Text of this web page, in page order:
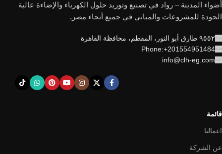
أضواء المدينة – رواد في تصنيع وتوريد حلول الكهرباء والإضاءة عالية
الجودة للمشروعات والمباني في جميع أنحاء مصر.
٩٥٥٢ طارق أبو النور، المقطم، محافظة القاهرة
Phone:+201554951484
info@clh-eg.com
قائمة
اعمالنا
عن الشركة